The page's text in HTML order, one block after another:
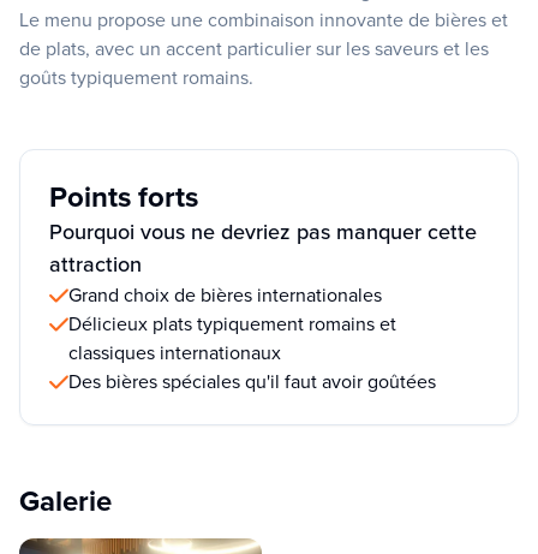
Le menu propose une combinaison innovante de bières et
de plats, avec un accent particulier sur les saveurs et les
goûts typiquement romains.
Points forts
Pourquoi vous ne devriez pas manquer cette
attraction
Grand choix de bières internationales
Délicieux plats typiquement romains et
classiques internationaux
Des bières spéciales qu'il faut avoir goûtées
Galerie